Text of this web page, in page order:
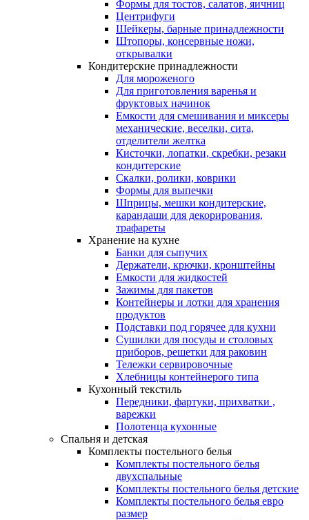
Формы для тостов, салатов, яичниц
Центрифуги
Шейкеры, барные принадлежности
Штопоры, консервные ножи,
открывалки
Кондитерские принадлежности
Для мороженого
Для приготовления варенья и
фруктовых начинок
Емкости для смешивания и миксеры
механические, веселки, сита,
отделители желтка
Кисточки, лопатки, скребки, резаки
кондитерские
Скалки, ролики, коврики
Формы для выпечки
Шприцы, мешки кондитерские,
карандаши для декорирования,
трафареты
Хранение на кухне
Банки для сыпучих
Держатели, крючки, кронштейны
Емкости для жидкостей
Зажимы для пакетов
Контейнеры и лотки для хранения
продуктов
Подставки под горячее для кухни
Сушилки для посуды и столовых
приборов, решетки для раковин
Тележки сервировочные
Хлебницы контейнерого типа
Кухонный текстиль
Передники, фартуки, прихватки ,
варежки
Полотенца кухонные
Спальня и детская
Комплекты постельного белья
Комплекты постельного белья
двухспальные
Комплекты постельного белья детские
Комплекты постельного белья евро
размер